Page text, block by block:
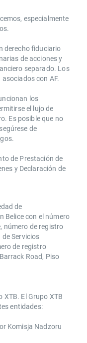
especialmente
derecho fiduciario
de acciones y
separado. Los
con AF.
los
el lujo de
Es posible que no
de
de Prestación de
y Declaración de
de
Belice con el número
número de registro
Servicios
de registro
Road, Piso
El Grupo XTB
entidades:
Komisja Nadzoru